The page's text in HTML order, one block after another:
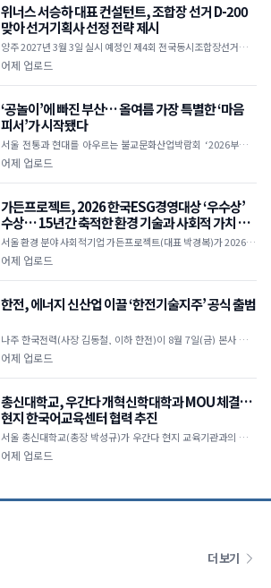
위너스 서승하 대표 컨설턴트, 조합장 선거 D-200
맞아 선거기획사 선정 전략 제시
양주 2027년 3월 3일 실시 예정인 제4회 전국동시조합장선거가 D
-200 국면에 접어들면서 출마예정자들의 선거 준비가 본격화되고
어제 업로드
‘공놀이’에 빠진 부산… 올여름 가장 특별한 ‘마음
피서’가 시작됐다
서울 전통과 현대를 아우르는 불교문화산업박람회 ‘2026부산국
제불교박람회’가 8월 6일 오후 2시 부산 벡스코(BEXCO) 제1전시
어제 업로드
가든프로젝트, 2026 한국ESG경영대상 ‘우수상’
수상… 15년간 축적한 환경 기술과 사회적 가치 인
정받아
서울 환경 분야 사회적기업 가든프로젝트(대표 박경복)가 2026 한
국ESG경영대상 ‘우수상’을 수상했다. 이번 수상은 지난 15년간
어제 업로드
한전, 에너지 신산업 이끌 ‘한전기술지주’ 공식 출범
나주 한국전력(사장 김동철, 이하 한전)이 8월 7일(금) 본사 비전
홀에서 에너지 신산업 생태계를 주도할 ‘한전기술지주’를 공식 출
어제 업로드
총신대학교, 우간다 개혁신학대학과 MOU 체결…
현지 한국어교육센터 협력 추진
서울 총신대학교(총장 박성규)가 우간다 현지 교육기관과의 협력
을 통해 아프리카 지역 국제교육 및 학술 교류 확대에 나선다.총신
어제 업로드
더 보기